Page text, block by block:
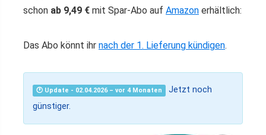
schon ab 9,49 € mit Spar-Abo auf Amazon erhältlich:
Das Abo könnt ihr nach der 1. Lieferung kündigen.
🕐 Update - 02.04.2026 – vor 4 Monaten
Jetzt noch
günstiger.